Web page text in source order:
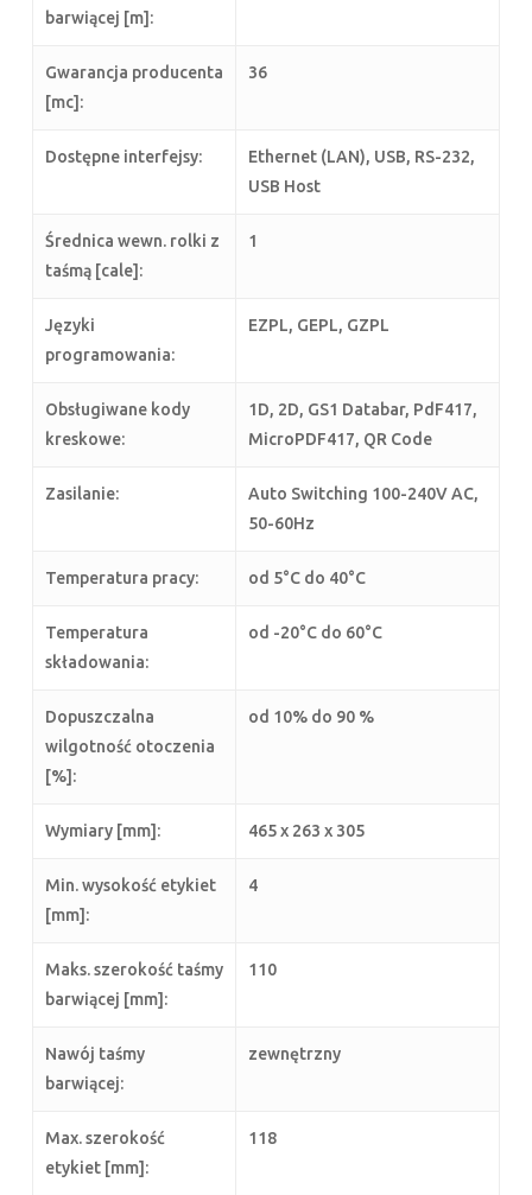
barwiącej [m]:
Gwarancja producenta
[mc]:
36
Dostępne interfejsy:
Ethernet (LAN), USB, RS-232,
USB Host
Średnica wewn. rolki z
taśmą [cale]:
1
Języki
programowania:
EZPL, GEPL, GZPL
Obsługiwane kody
kreskowe:
1D, 2D, GS1 Databar, PdF417,
MicroPDF417, QR Code
Zasilanie:
Auto Switching 100-240V AC,
50-60Hz
Temperatura pracy: od 5°C do 40°C
Temperatura
składowania:
od -20°C do 60°C
Dopuszczalna
wilgotność otoczenia
[%]:
od 10% do 90 %
Wymiary [mm]: 465 x 263 x 305
Min. wysokość etykiet
[mm]:
4
Maks. szerokość taśmy
barwiącej [mm]:
110
Nawój taśmy
barwiącej:
zewnętrzny
Max. szerokość
etykiet [mm]:
118